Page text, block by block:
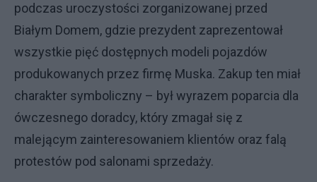
podczas uroczystości zorganizowanej przed
Białym Domem, gdzie prezydent zaprezentował
wszystkie pięć dostępnych modeli pojazdów
produkowanych przez firmę Muska. Zakup ten miał
charakter symboliczny – był wyrazem poparcia dla
ówczesnego doradcy, który zmagał się z
malejącym zainteresowaniem klientów oraz falą
protestów pod salonami sprzedaży.